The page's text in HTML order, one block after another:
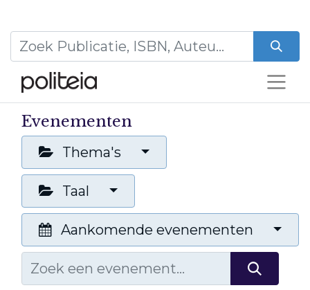
Evenementen
Thema's
Taal
Aankomende evenementen